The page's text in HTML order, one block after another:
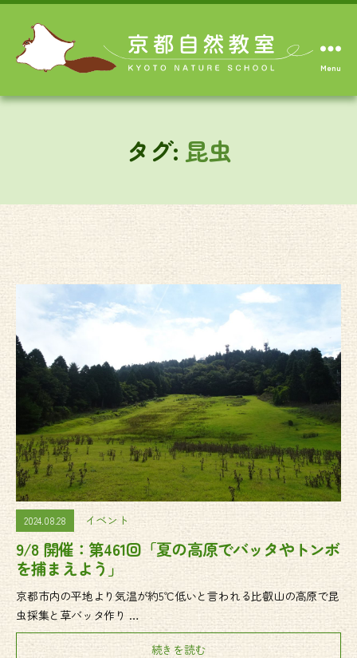
Menu
タグ: 昆虫
2024.08.28 イベント
9/8 開催：第461回「夏の高原でバッタやトンボ
を捕まえよう」
京都市内の平地より気温が約5℃低いと言われる比叡山の高原で昆
虫採集と草バッタ作り …
続きを読む